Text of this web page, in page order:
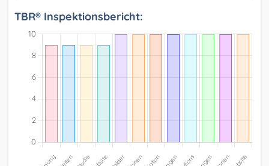
TBR® Inspektionsbericht: